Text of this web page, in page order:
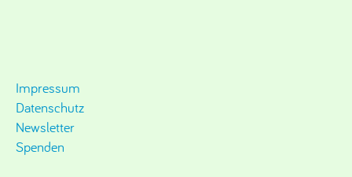
Impressum
Datenschutz
Newsletter
Spenden